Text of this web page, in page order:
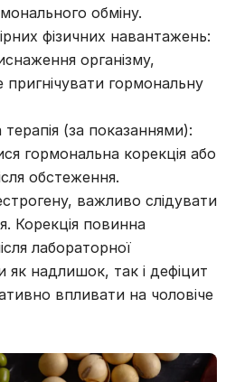
обміну.
фізичних навантажень:
організму,
гормональну
(за показаннями):
гормональна корекція або
обстеження.
важливо слідувати
Корекція повинна
лабораторної
як надлишок, так і дефіцит
впливати на чоловіче